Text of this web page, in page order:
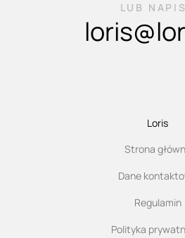
LUB
Loris
Strona
Dane
Regulamin
Polityka